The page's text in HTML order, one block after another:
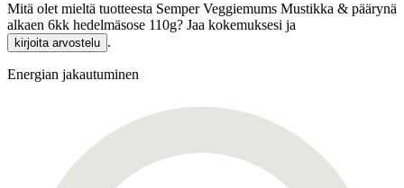
Mitä olet mieltä tuotteesta Semper Veggiemums Mustikka & päärynä
alkaen 6kk hedelmäsose 110g? Jaa kokemuksesi ja
kirjoita arvostelu .
Energian jakautuminen